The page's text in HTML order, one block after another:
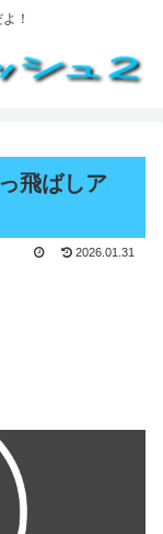
！
飛ばしア
2026.01.31